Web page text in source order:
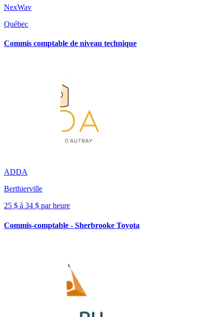
NexWav
Québec
Commis comptable de niveau technique
ADDA
Berthierville
25 $ à 34 $ par heure
Commis-comptable - Sherbrooke Toyota